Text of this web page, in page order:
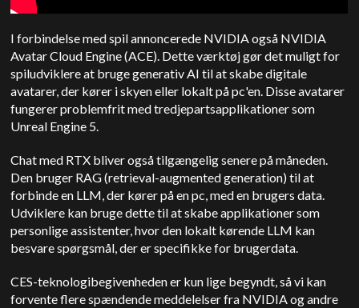
I forbindelse med spil annoncerede NVIDIA også NVIDIA
Avatar Cloud Engine (ACE). Dette værktøj gør det muligt for
spiludviklere at bruge generativ AI til at skabe digitale
avatarer, der kører i skyen eller lokalt på pc'en. Disse avatarer
fungerer problemfrit med tredjepartsapplikationer som
Unreal Engine 5.
Chat med RTX bliver også tilgængelig senere på måneden.
Den bruger RAG (retrieval-augmented generation) til at
forbinde en LLM, der kører på en pc, med en brugers data.
Udviklere kan bruge dette til at skabe applikationer som
personlige assistenter, hvor den lokalt kørende LLM kan
besvare spørgsmål, der er specifikke for brugerdata.
CES-teknologibegivenheden er kun lige begyndt, så vi kan
forvente flere spændende meddelelser fra NVIDIA og andre